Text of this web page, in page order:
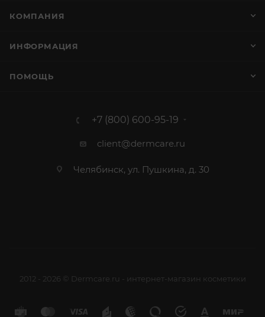
КОМПАНИЯ
ИНФОРМАЦИЯ
ПОМОЩЬ
+7 (800) 600-95-19
client@dermcare.ru
Челябинск, ул. Пушкина, д. 30
2012 - 2026 © Dermcare.ru - интернет-магазин косметики